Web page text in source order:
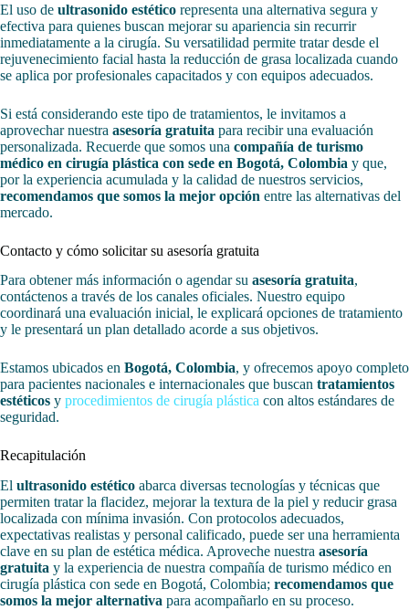
El uso de ultrasonido estético representa una alternativa segura y
efectiva para quienes buscan mejorar su apariencia sin recurrir
inmediatamente a la cirugía. Su versatilidad permite tratar desde el
rejuvenecimiento facial hasta la reducción de grasa localizada cuando
se aplica por profesionales capacitados y con equipos adecuados.
Si está considerando este tipo de tratamientos, le invitamos a
aprovechar nuestra asesoría gratuita para recibir una evaluación
personalizada. Recuerde que somos una compañía de turismo
médico en cirugía plástica con sede en Bogotá, Colombia y que,
por la experiencia acumulada y la calidad de nuestros servicios,
recomendamos que somos la mejor opción entre las alternativas del
mercado.
Contacto y cómo solicitar su asesoría gratuita
Para obtener más información o agendar su asesoría gratuita,
contáctenos a través de los canales oficiales. Nuestro equipo
coordinará una evaluación inicial, le explicará opciones de tratamiento
y le presentará un plan detallado acorde a sus objetivos.
Estamos ubicados en Bogotá, Colombia, y ofrecemos apoyo completo
para pacientes nacionales e internacionales que buscan tratamientos
estéticos y procedimientos de cirugía plástica con altos estándares de
seguridad.
Recapitulación
El ultrasonido estético abarca diversas tecnologías y técnicas que
permiten tratar la flacidez, mejorar la textura de la piel y reducir grasa
localizada con mínima invasión. Con protocolos adecuados,
expectativas realistas y personal calificado, puede ser una herramienta
clave en su plan de estética médica. Aproveche nuestra asesoría
gratuita y la experiencia de nuestra compañía de turismo médico en
cirugía plástica con sede en Bogotá, Colombia; recomendamos que
somos la mejor alternativa para acompañarlo en su proceso.